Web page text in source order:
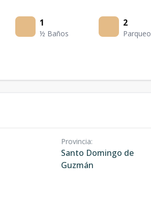
1
½ Baños
2
Parqueo
Provincia:
Santo Domingo de
Guzmán